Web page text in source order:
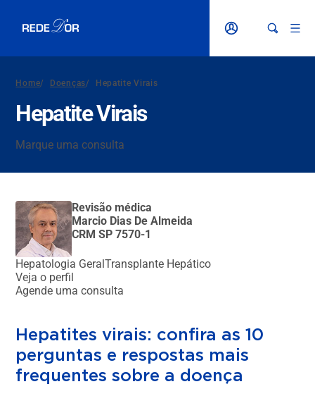
Home/ Doenças/ Hepatite Virais
Hepatite Virais
Marque uma consulta
Revisão médica
Marcio Dias De Almeida
CRM SP 7570-1
Hepatologia GeralTransplante Hepático
Veja o perfil
Agende uma consulta
Hepatites virais: confira as 10
perguntas e respostas mais
frequentes sobre a doença